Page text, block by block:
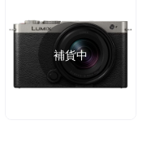
補貨中